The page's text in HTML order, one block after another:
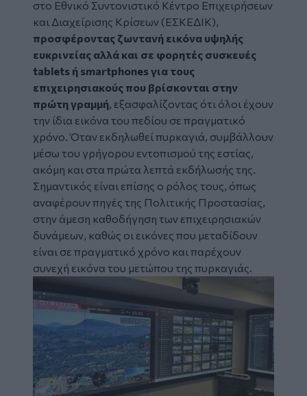
στο Εθνικό Συντονιστικό Κέντρο Επιχειρήσεων
και Διαχείρισης Κρίσεων (ΕΣΚΕΔΙΚ),
προσφέροντας ζωντανή εικόνα υψηλής
ευκρινείας αλλά και σε φορητές συσκευές
tablets ή smartphones για τους
επιχειρησιακούς που βρίσκονται στην
πρώτη γραμμή , εξασφαλίζοντας ότι όλοι έχουν
την ίδια εικόνα του πεδίου σε πραγματικό
χρόνο. Όταν εκδηλωθεί πυρκαγιά, συμβάλλουν
μέσω του γρήγορου εντοπισμού της εστίας,
ακόμη και στα πρώτα λεπτά εκδήλωσής της.
Σημαντικός είναι επίσης ο ρόλος τους, όπως
αναφέρουν πηγές της Πολιτικής Προστασίας,
στην άμεση καθοδήγηση των επιχειρησιακών
δυνάμεων, καθώς οι εικόνες που μεταδίδουν
είναι σε πραγματικό χρόνο και παρέχουν
συνεχή εικόνα του μετώπου της πυρκαγιάς.